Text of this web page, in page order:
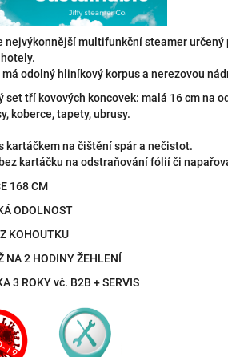
nejvýkonnější multifunkční steamer určený
odolný hliníkový korpus a nerezovou
set tří kovových koncovek: malá 16 cm na
koberce, tapety, ubrusy.
kartáčkem na čištění spár a nečistot.
kartáčku na odstraňování fólií či
168 CM
ODOLNOST
KOHOUTKU
NA 2 HODINY ŽEHLENÍ
3 ROKY vč. B2B + SERVIS